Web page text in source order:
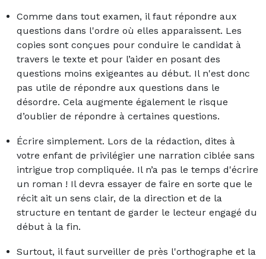
Comme dans tout examen, il faut répondre aux
questions dans l'ordre où elles apparaissent. Les
copies sont conçues pour conduire le candidat à
travers le texte et pour l’aider en posant des
questions moins exigeantes au début. Il n'est donc
pas utile de répondre aux questions dans le
désordre. Cela augmente également le risque
d’oublier de répondre à certaines questions.
Écrire simplement. Lors de la rédaction, dites à
votre enfant de privilégier une narration ciblée sans
intrigue trop compliquée. Il n’a pas le temps d'écrire
un roman ! Il devra essayer de faire en sorte que le
récit ait un sens clair, de la direction et de la
structure en tentant de garder le lecteur engagé du
début à la fin.
Surtout, il faut surveiller de près l'orthographe et la